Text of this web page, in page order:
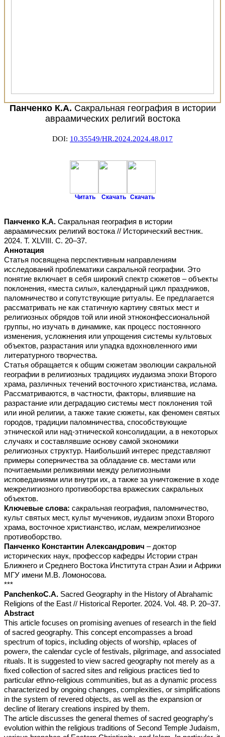
Панченко К.А. Сакральная география в истории
авраамических религий востока
DOI: 10.35549/HR.2024.2024.48.017
Читать Скачать Скачать
Панченко К.А. Сакральная география в истории
авраамических религий востока // Исторический вестник.
2024. Т. XLVIII. С. 20–37.
Аннотация
Статья посвящена перспективным направлениям
исследований проблематики сакральной географии. Это
понятие включает в себя широкий спектр сюжетов – объекты
поклонения, «места силы», календарный цикл праздников,
паломничество и сопутствующие ритуалы. Ее предлагается
рассматривать не как статичную картину святых мест и
религиозных обрядов той или иной этноконфессиональной
группы, но изучать в динамике, как процесс постоянного
изменения, усложнения или упрощения системы культовых
объектов, разрастания или упадка вдохновленного ими
литературного творчества.
Статья обращается к общим сюжетам эволюции сакральной
географии в религиозных традициях иудаизма эпохи Второго
храма, различных течений восточного христианства, ислама.
Рассматриваются, в частности, факторы, влиявшие на
разрастание или деградацию системы мест поклонения той
или иной религии, а также такие сюжеты, как феномен святых
городов, традиции паломничества, способствующие
этнической или над-этнической консолидации, а в некоторых
случаях и составлявшие основу самой экономики
религиозных структур. Наибольший интерес представляют
примеры соперничества за обладание св. местами или
почитаемыми реликвиями между религиозными
исповеданиями или внутри их, а также за уничтожение в ходе
межрелигиозного противоборства вражеских сакральных
объектов.
Ключевые слова: сакральная география, паломничество,
культ святых мест, культ мучеников, иудаизм эпохи Второго
храма, восточное христианство, ислам, межрелигиозное
противоборство.
Панченко Константин Александрович – доктор
исторических наук, профессор кафедры Истории стран
Ближнего и Среднего Востока Института стран Азии и Африки
МГУ имени М.В. Ломоносова.
***
PanchenkoC.A. Sacred Geography in the History of Abrahamic
Religions of the East // Historical Reporter. 2024. Vol. 48. P. 20–37.
Abstract
This article focuses on promising avenues of research in the field
of sacred geography. This concept encompasses a broad
spectrum of topics, including objects of worship, «places of
power», the calendar cycle of festivals, pilgrimage, and associated
rituals. It is suggested to view sacred geography not merely as a
fixed collection of sacred sites and religious practices tied to
particular ethno-religious communities, but as a dynamic process
characterized by ongoing changes, complexities, or simplifications
in the system of revered objects, as well as the expansion or
decline of literary creations inspired by them.
The article discusses the general themes of sacred geography's
evolution within the religious traditions of Second Temple Judaism,